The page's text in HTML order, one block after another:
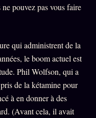
pouvez pas vous faire
qui administrent de la
le boom actuel est
Phil Wolfson, qui a
de la kétamine pour
à en donner à des
(Avant cela, il avait